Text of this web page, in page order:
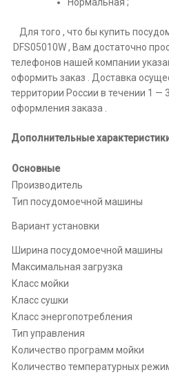
Для того , что бы купить
DFS05010W , Вам достаточно
телефонов нашей компании
оформить заказ . Доставка
территории России в течении 1 —
оформления заказа .
Дополнительные
Основные
Производитель
Тип посудомоечной машины
Вариант установки
Ширина посудомоечной машины
Максимальная загрузка
Класс мойки
Класс сушки
Класс энергопотребления
Тип управления
Количество программ мойки
Количество температурных